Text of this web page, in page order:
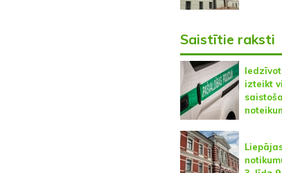
Saistītie raksti
izteikt